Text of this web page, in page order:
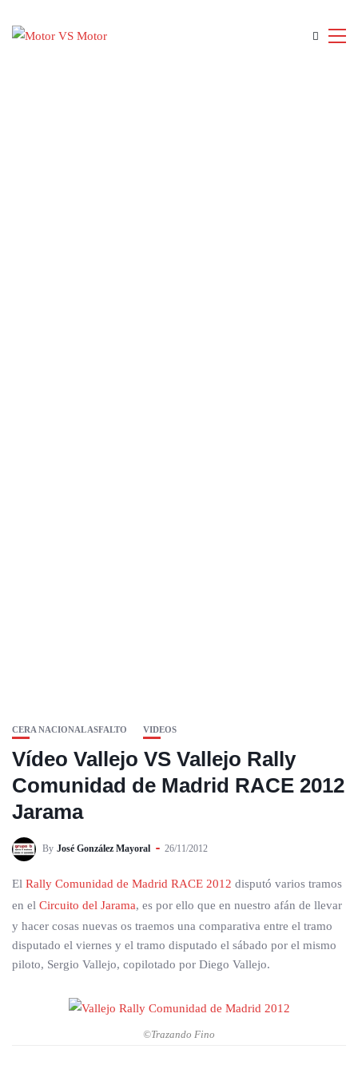
CERA NACIONAL ASFALTO VIDEOS
Vídeo Vallejo VS Vallejo Rally
Comunidad de Madrid RACE 2012
Jarama
By José González Mayoral 26/11/2012
El Rally Comunidad de Madrid RACE 2012 disputó varios tramos
en el Circuito del Jarama, es por ello que en nuestro afán de llevar
y hacer cosas nuevas os traemos una comparativa entre el tramo
disputado el viernes y el tramo disputado el sábado por el mismo
piloto, Sergio Vallejo, copilotado por Diego Vallejo.
©Trazando Fino